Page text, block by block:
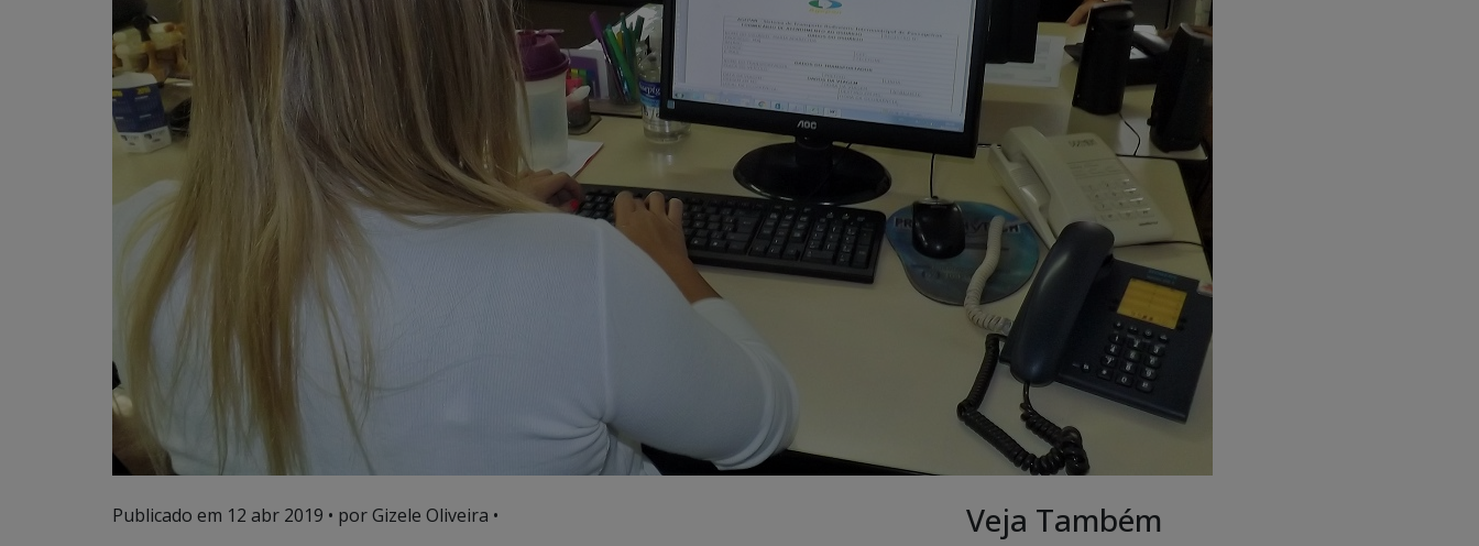
Publicado em 12 abr 2019 • por Gizele Oliveira •
Veja Também